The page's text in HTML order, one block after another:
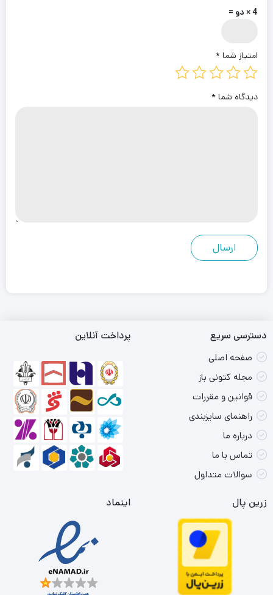
4 × دو =
امتیاز شما *
دیدگاه شما *
دسترسی سریع
صفحه اصلی
مجله کتونی باز
قوانین و مقررات
راهنمای سایزبندی
درباره ما
تماس با ما
سوالات متداول
پرداخت آنلاین
زرین پال اینماد